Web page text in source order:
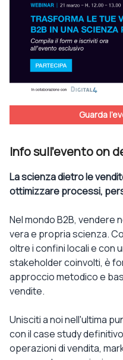
Guarda
Info sull'evento on
La scienza dietro le
ottimizzare processi,
Nel mondo B2B, vendere
vera e propria scienza.
oltre i confini locali e con
stakeholder coinvolti, è
approccio metodico e
vendite.
Unisciti a noi nell'ultima
con il case study
operazioni di vendita,